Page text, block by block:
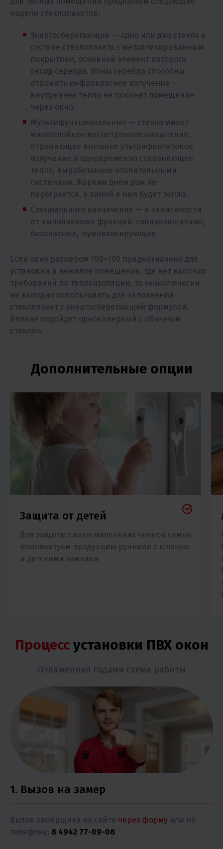
модели стеклопакетов:
Энергосберегающие — одно или два стекла в
составе стеклопакета c металлизированным
покрытием, основной элемент которого —
оксид серебра. Ионы серебра способны
отражать инфракрасное излучение —
внутреннее тепло не покинет помещение
через окно.
Мультифункциональные — стекло имеет
многослойное магнетронное напыление,
отражающее внешнее ультрафиолетовое
излучение и одновременно сохраняющее
тепло, выработанное отопительными
системами. Жарким днем дом не
перегреется, а зимой в нем будет тепло.
Специального назначения — в зависимости
от выполняемых функций: солнцезащитные,
безопасные, шумоизолирующие.
Если окно размером 700×700 предназначено для
установки в нежилое помещение, где нет высоких
требований по теплоизоляции, то экономически
не выгодно использовать для заполнения
стеклопакет с энергосберегающей формулой.
Вполне подойдет однокамерный с обычным
стеклом.
Дополнительные опции
Защита от детей
Для защиты самых маленьких членов семьи
комплектуем продукцию ручками с ключом
и детскими замками
Процессустановки ПВХ окон
Отлаженная годами схема работы
1. Вызов на замер
Вызов замерщика на сайте через форму или по
телефону: 8 4942 77-09-08